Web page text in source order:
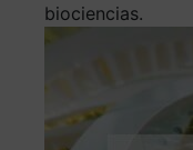
biociencias.